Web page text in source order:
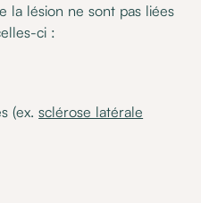
la lésion ne sont pas liées
ci :
(ex.sclérose latérale